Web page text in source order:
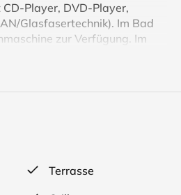
Player, DVD-Player,
Glasfasertechnik). Im Bad
zur Verfügung. Im
und Feuerlöscher.
sich die beiden
Schlafraum steht ein
befindet sich ein
90x200 cm. In beiden
Terrasse